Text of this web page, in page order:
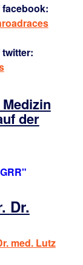
facebook:
twitter:
der
Dr.
med. Lutz